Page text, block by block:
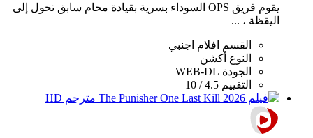
يقوم فريق OPS السوداء بسرية بقيادة محام سابق تحول إلى
اليقظة ، ...
القسم
افلام اجنبي
النوع أكشن
الجودة WEB-DL
التقييم 4.5 / 10